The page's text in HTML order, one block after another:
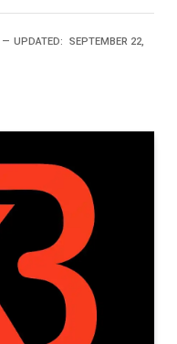
UPDATED: SEPTEMBER 22,